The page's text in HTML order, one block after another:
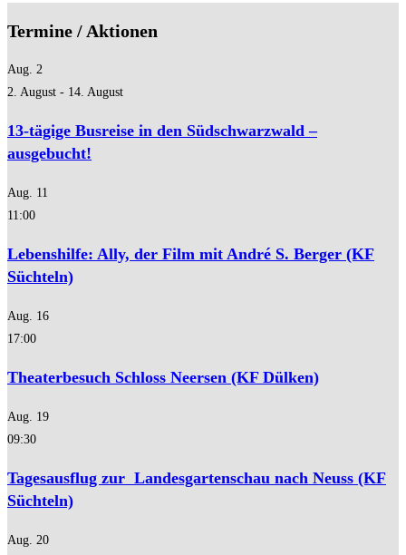
Termine / Aktionen
Aug. 2
2. August - 14. August
13-tägige Busreise in den Südschwarzwald –
ausgebucht!
Aug. 11
11:00
Lebenshilfe: Ally, der Film mit André S. Berger (KF
Süchteln)
Aug. 16
17:00
Theaterbesuch Schloss Neersen (KF Dülken)
Aug. 19
09:30
Tagesausflug zur Landesgartenschau nach Neuss (KF
Süchteln)
Aug. 20